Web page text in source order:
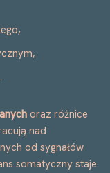
oraz różnice
nad
od sygnałów
somatyczny staje